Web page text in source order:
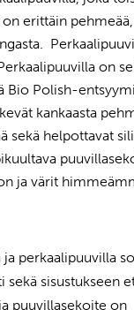
erittäin
on
Bio Polish-
kankaasta
sekä helpottavat
ja värit
ja perkaalipuuvilla
sekä sisustukseen
puuvillasekoite on